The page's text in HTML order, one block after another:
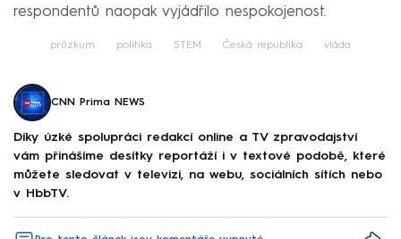
respondentů naopak vyjádřilo nespokojenost.
průzkum politika STEM Česká republika vláda
CNN Prima NEWS
Díky úzké spolupráci redakcí online a TV zpravodajství
vám přinášíme desítky reportáží i v textové podobě, které
můžete sledovat v televizi, na webu, sociálních sítích nebo
v HbbTV.